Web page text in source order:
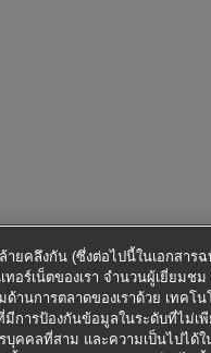
ยคลึงกัน (ซึ่งต่อไปนี้ในเอกสาร
อร์เน็ตของเรา จำนวนผู้เยี่ยมช
านการตลาดของเราด้วย เทคโ
การป้องกันข้อมูลในระดับที่ไม่เ
บุคคลที่สาม และความเป็นไปได้